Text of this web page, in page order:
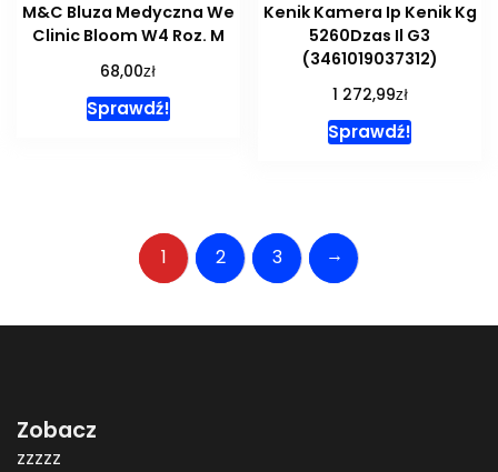
M&C Bluza Medyczna We
Clinic Bloom W4 Roz. M
68,00zł
Sprawdź!
Kenik Kamera Ip Kenik Kg
5260Dzas Il G3
(3461019037312)
1 272,99zł
Sprawdź!
1 2 3 →
Zobacz
zzzzz